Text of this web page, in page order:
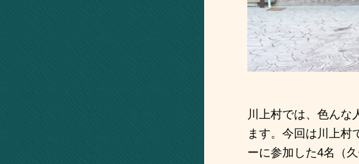
川上村では、色んな
ます。今回は川上村
ーに参加した4名（